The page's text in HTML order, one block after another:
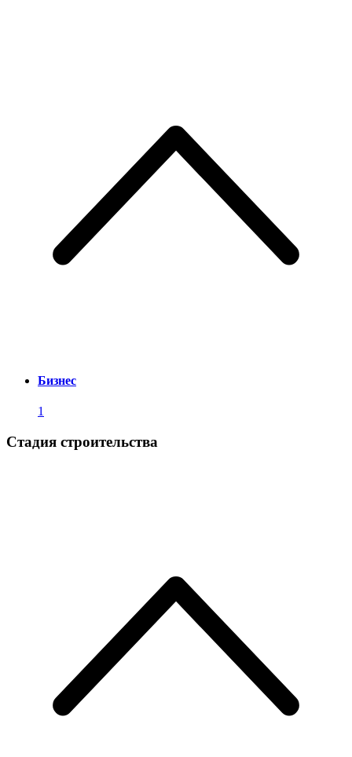
Бизнес
1
Стадия строительства